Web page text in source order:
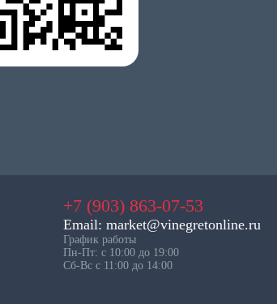
+7 (903) 863-07-53
Email: market@vinegretonline.ru
График работы
Пн-Пт: с 10:00 до 19:00
Сб-Вс с 11:00 до 14:00